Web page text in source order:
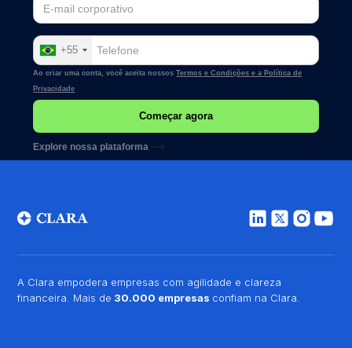
+55
Ao criar uma conta, você aceita nossosTermos e Condições e a Política de
Privacidade
Explore nossa plataforma
A Clara empodera empresas com agilidade e clareza
financeira. Mais de 30.000 empresas confiam na Clara.